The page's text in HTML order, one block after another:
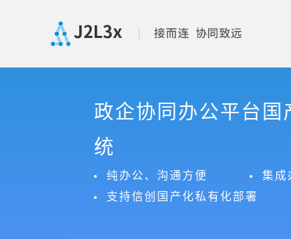
政企协同办公平台国
统
纯办公、沟通方便
集成
支持信创国产化私有化部署